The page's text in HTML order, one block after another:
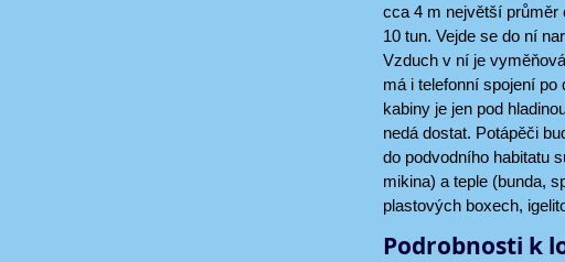
cca 4 m největší průměr
10 tun. Vejde se do ní
Vzduch v ní je
má i telefonní spojení po
kabiny je jen pod
nedá dostat. Potápěči
do podvodního habitatu
mikina) a teple (bunda,
plastových boxech,
Podrobnosti k